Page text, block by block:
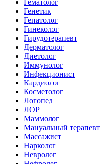
Гематолог
Генетик
Гепатолог
Гинеколог
Гирудотерапевт
Дерматолог
Диетолог
Иммунолог
Инфекционист
Кардиолог
Косметолог
Логопед
ЛОР
Маммолог
Мануальный терапевт
Массажист
Нарколог
Невролог